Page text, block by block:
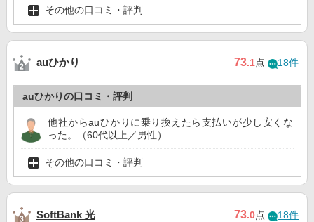
その他の口コミ・評判
auひかり 73.1点 18件
auひかりの口コミ・評判
他社からauひかりに乗り換えたら支払いが少し安くな
った。（60代以上／男性）
その他の口コミ・評判
SoftBank 光 73.0点 18件